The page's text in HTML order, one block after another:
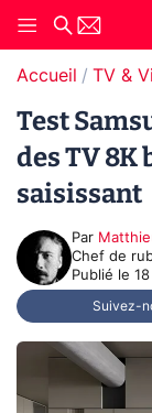
Accueil TV &
Test
des TV 8K
saisissant
Par
Chef de
Publié le
Suivez-